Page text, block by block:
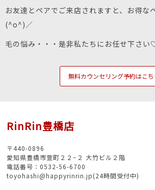
お友達とペアでご来店されますと、お得な
(^o^)／
毛の悩み・・・是非私たちにお任せ下さい
無料カウンセリング予約はこち
RinRin豊橋店
〒440-0896
愛知県豊橋市萱町２２−２ 大竹ビル２階
電話番号：0532-56-6700
toyohashi@happyrinrin.jp(24時間受付中)